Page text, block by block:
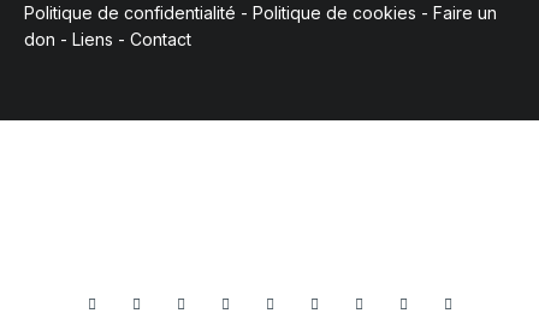
Politique de confidentialité - Politique de cookies - Faire un
don - Liens - Contact